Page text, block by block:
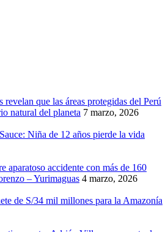
revelan que las áreas protegidas del Perú
natural del planeta 7 marzo, 2026
Niña de 12 años pierde la vida
aparatoso accidente con más de 160
– Yurimaguas 4 marzo, 2026
de S/34 mil millones para la Amazonía